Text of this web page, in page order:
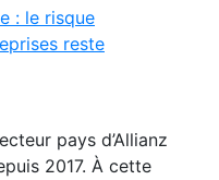
: le risque
reste
pays d’Allianz
2017. À cette